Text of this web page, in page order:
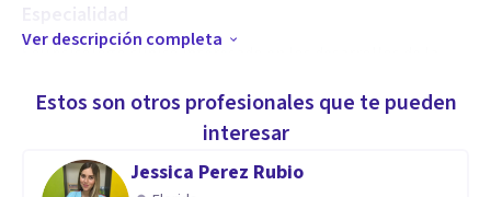
Especialidad
Soy psicólogo clínico interesado en los desarrollos de la
conocimientos de las Terapias de Aceptación y
como Coach Ontológico (certificado por la ICF) ayudando a
Ver descripción completa
Estos son otros profesionales que te pueden
interesar
Jessica Perez Rubio